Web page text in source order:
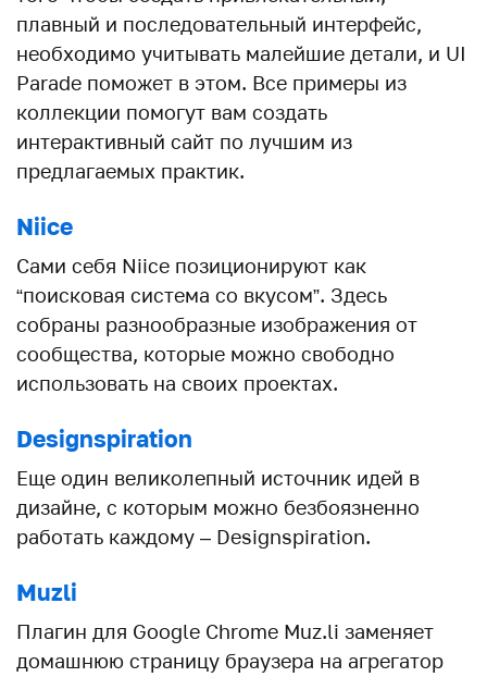
плавный и последовательный интерфейс,
необходимо учитывать малейшие детали, и UI
Parade поможет в этом. Все примеры из
коллекции помогут вам создать
интерактивный сайт по лучшим из
предлагаемых практик.
Niice
Сами себя Niice позиционируют как
“поисковая система со вкусом”. Здесь
собраны разнообразные изображения от
сообщества, которые можно свободно
использовать на своих проектах.
Designspiration
Еще один великолепный источник идей в
дизайне, с которым можно безбоязненно
работать каждому – Designspiration.
Muzli
Плагин для Google Chrome Muz.li заменяет
домашнюю страницу браузера на агрегатор